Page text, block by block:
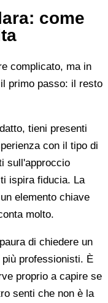
come
complicato, ma in
primo passo: il resto
tieni presenti
con il tipo di
sull'approccio
ispira fiducia. La
elemento chiave
molto.
di chiedere un
professionisti. È
proprio a capire se
senti che non è la